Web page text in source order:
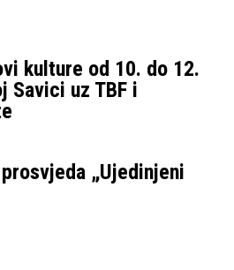
kulture od 10. do 12.
Savici uz TBF i
„Ujedinjeni